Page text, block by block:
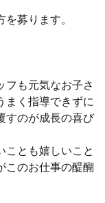
募ります。
フも元気なお子さ
まく指導できずに
すのが成長の喜び
ことも嬉しいこと
このお仕事の醍醐